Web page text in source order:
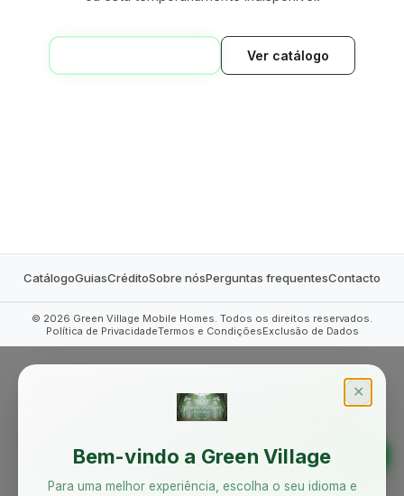
Ver catálogo
CatálogoGuiasCréditoSobre nósPerguntas frequentesContacto
© 2026 Green Village Mobile Homes. Todos os direitos reservados.
Política de PrivacidadeTermos e CondiçõesExclusão de Dados
✕
Bem-vindo a Green Village
Para uma melhor experiência, escolha o seu idioma e